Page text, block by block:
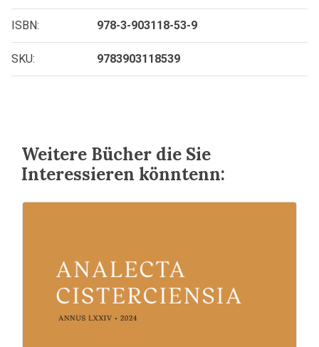
ISBN: 978-3-903118-53-9
SKU: 9783903118539
Weitere Bücher die Sie
Interessieren könntenn: